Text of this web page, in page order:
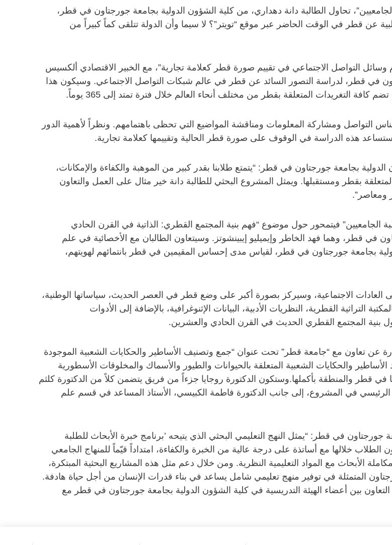
تحاول الطالبة دانة دهداري، من كلية الشؤون الدولية بجامعة جورجتاون في قطر،
عن قطر في الوقت الحاضر عبر موقع “تويتر”؟ لا سيما وأن الدولة تتلقى كماً كبيراً من
التواصل الاجتماعي في تقييم صورة قطر كعلامة تجارية”، مع الخبير الاقتصادي ألكسيس
في قطر، لدراسة التصور السائد عن قطر في عالم شبكات التواصل الاجتماعي. وسيكون هذا
التغريدات المتعلقة بقطر من مختلف أنحاء العالم خلال فترة تمتد إلى 365 يوماً.
التواصل ومشاركة المعلومات ومناقشة المواضيع التي تحظى باهتمامهم. ونظراً لأهمية الدور
هذه الدراسة في الوقوف على صورة قطر الحالية وتقييمها كعلامة تجارية.
بجامعة جورجتاون في قطر: “يتمتع طلابنا بقدر كبير من الموهبة والكفاءة والإمكانات،
بقطر ومستقبلها. ويمثل المشروع البحثي للطالبة دانة خير مثال على العمل والتعاون
ومعاصر”.
الجامعيين” فيتمحور حول موضوع “فهم بنية المجتمع القطري: الذاتية في القرن الحادي
في قطر، وهما فهد الخاطر وإيميليو إيبينشوتز. وسيتعاون الطالبان مع الأخصائية في علم
بجامعة جورجتاون في قطر، لقياس مدى إحساس المقيمين في قطر بانتمائهم لهويتهم،
العادات الاجتماعية، وسيركز بصورة أكبر على وضع قطر في العصر الحديث، سياساتها الوطنية،
التراثية القطرية، النظريات الأدبية، البيانات الإثنوغرافية، بالإضافة إلى الأدوات
بنية المجتمع القطري الحديث في القرن الحادي والعشرين.
عن تعاون مع “جامعة قطر” تحت عنوان “جمع وتصنيف الأساطير والحكايات الشعبية الموجودة
والحكايات الشعبية المتعلقة بالحيوانات والطيور والأسماك والمخلوقات الأسطورية
قطر والمنطقة بأكملها.وستكون الدكتورة روجايا جزءاً من فريق يتضمن كلاً من الدكتورة كلثم
الرئيسي في المشروع، إلى جانب الدكتورة فاطمة الكبيسي، الأستاذ المساعد في قسم علم
جورجتاون في قطر: “يمثل النهج التعليمي البحثي الذي يتيحه ’برنامج خبرة الأبحاث للطلبة
الطلاب خلالها مع أساتذة على درجة عالية من الخبرة والكفاءة، امتداداً قيّماً للمنهاج الجامعي
مع المواد التعليمية النظرية. ومن خلال دعم مثل هذه المشاريع البحثية المبتكرة،
المتمثلة في توفير منهج تعليمي شامل يساعد في بناء قدرات الإنسان من أجل حياة هادفة.
بين أعضاء الهيئة التدريسية في كلية الشؤون الدولية بجامعة جورجتاون في قطر مع